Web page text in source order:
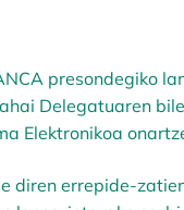
presondegiko
Delegatuaren
Elektronikoa
diren errepide-